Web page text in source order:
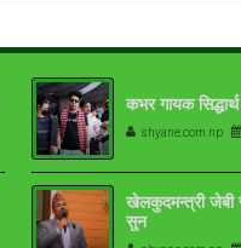
कभर गायक
shyane.com.np
खेलकुदमन्त्री जेबी
सुन